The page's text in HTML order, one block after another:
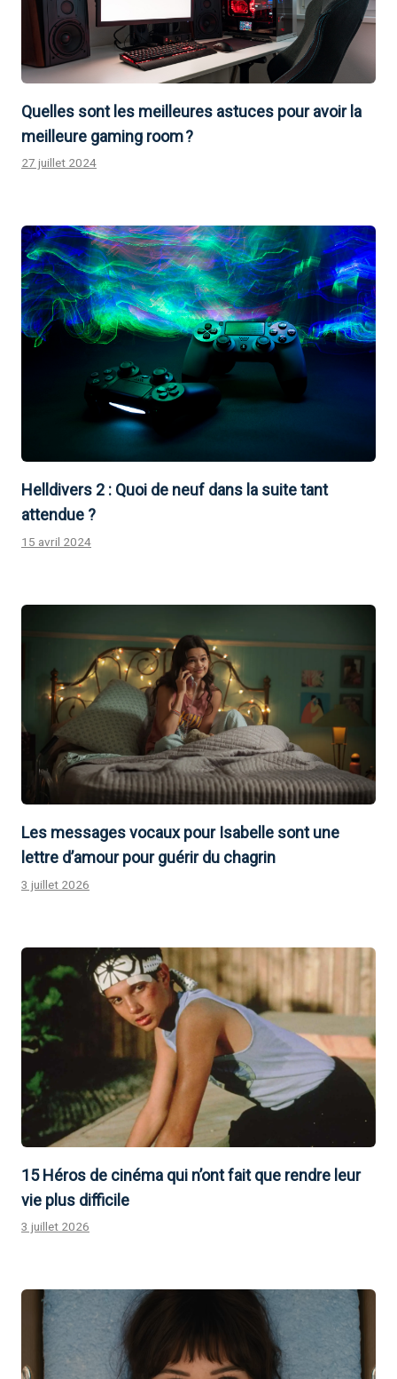
Quelles sont les meilleures astuces pour avoir la
meilleure gaming room ?
27 juillet 2024
Helldivers 2 : Quoi de neuf dans la suite tant
attendue ?
15 avril 2024
Les messages vocaux pour Isabelle sont une
lettre d’amour pour guérir du chagrin
3 juillet 2026
15 Héros de cinéma qui n’ont fait que rendre leur
vie plus difficile
3 juillet 2026